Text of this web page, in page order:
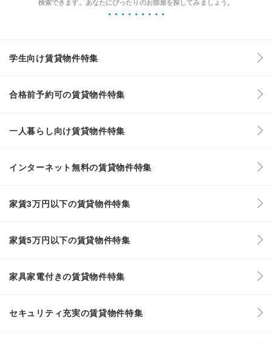
検索できます。あなたにぴったりのお部屋を探してみましょう。
学生向け賃貸物件特集
合格前予約可の賃貸物件特集
一人暮らし向け賃貸物件特集
インターネット無料の賃貸物件特集
家賃3万円以下の賃貸物件特集
家賃5万円以下の賃貸物件特集
家具家電付きの賃貸物件特集
セキュリティ充実の賃貸物件特集